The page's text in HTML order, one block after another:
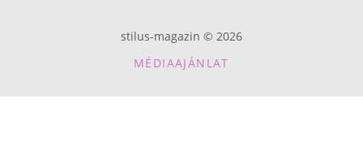
stilus-magazin © 2026
MÉDIAAJÁNLAT